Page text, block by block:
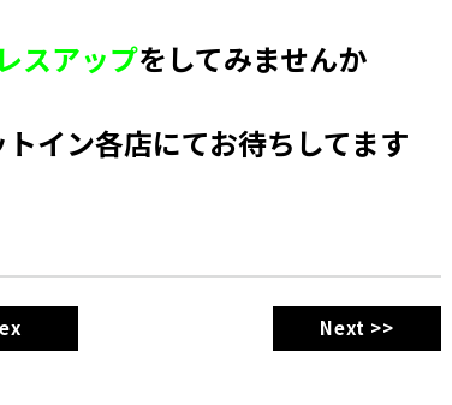
スアップをしてみませんか
イン各店にてお待ちしてます
Next >>